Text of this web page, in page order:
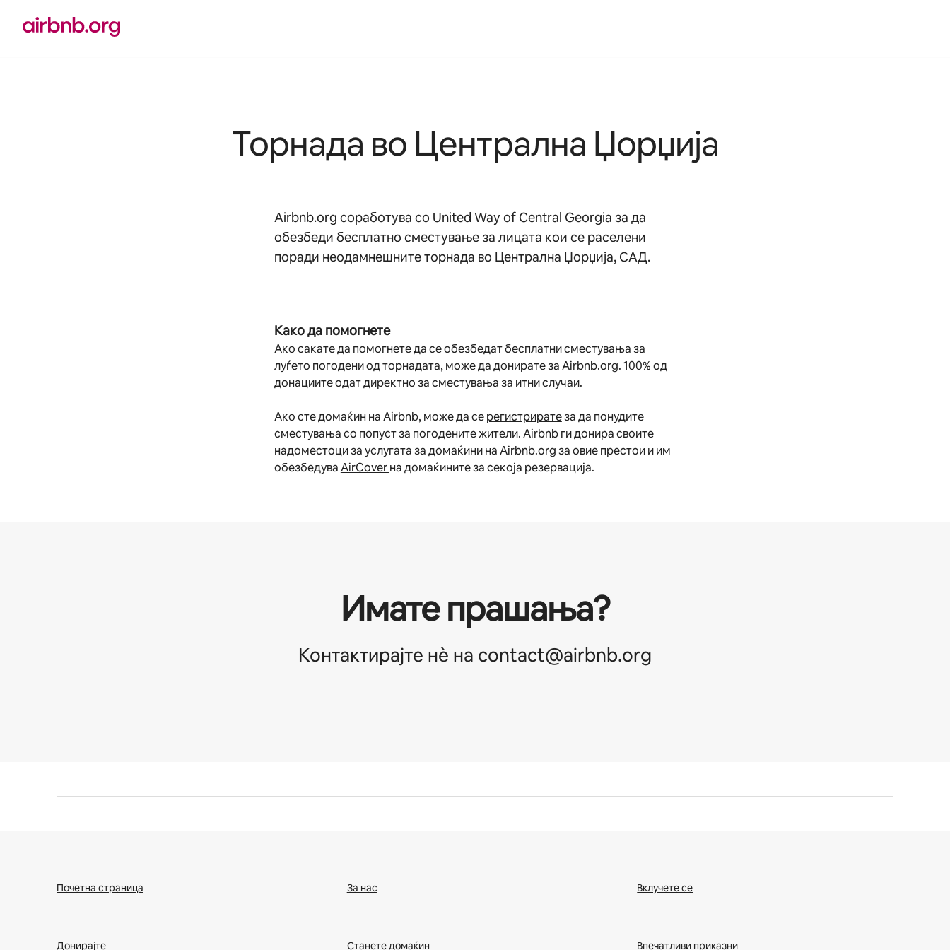
содржина
Торнада во Централна Џорџија
Airbnb.org соработува со United Way of Central Georgia за да
обезбеди бесплатно сместување за лицата кои се раселени
поради неодамнешните торнада во Централна Џорџија, САД.
Како да помогнете
Ако сакате да помогнете да се обезбедат бесплатни сместувања за
луѓето погодени од торнадата, може да донирате за Airbnb.org. 100% од
донациите одат директно за сместувања за итни случаи.
Ако сте домаќин на Airbnb, може да серегистриратеза да понудите
сместувања со попуст за погодените жители. Airbnb ги донира своите
надоместоци за услугата за домаќини на Airbnb.org за овие престои и им
обезбедуваAirCoverна домаќините за секоја резервација.
Имате прашања?
Контактирајте нѐ на contact@airbnb.org
Почетна страница За нас Вклучете се
Донирајте Станете домаќин Впечатливи приказни